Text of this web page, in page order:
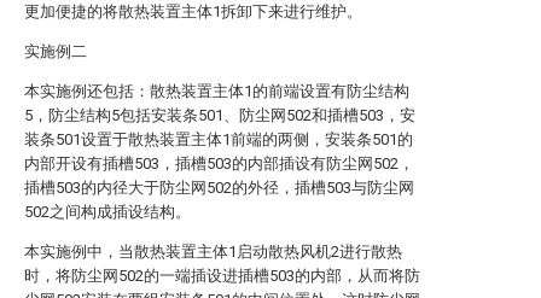
更加便捷的将散热装置主体1拆卸下来进行维护。
实施例二
本实施例还包括：散热装置主体1的前端设置有防尘结构
5，防尘结构5包括安装条501、防尘网502和插槽503，安
装条501设置于散热装置主体1前端的两侧，安装条501的
内部开设有插槽503，插槽503的内部插设有防尘网502，
插槽503的内径大于防尘网502的外径，插槽503与防尘网
502之间构成插设结构。
本实施例中，当散热装置主体1启动散热风机2进行散热
时，将防尘网502的一端插设进插槽503的内部，从而将防